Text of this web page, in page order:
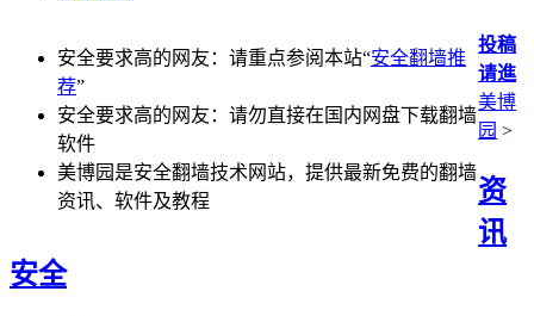
安全要求高的网友：请重点参阅本站“安全翻墙推
荐”
安全要求高的网友：请勿直接在国内网盘下载翻墙
软件
美博园是安全翻墙技术网站，提供最新免费的翻墙
资讯、软件及教程
投稿
请進
美博
园 >
资
讯
安全